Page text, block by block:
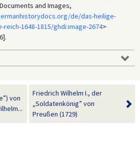
and Images,
de/das-heilige-
reich-1648-1815/ghdi:image-2674>
von
Friedrich Wilhelm I., der
„Soldatenkönig” von
Preußen (1729)